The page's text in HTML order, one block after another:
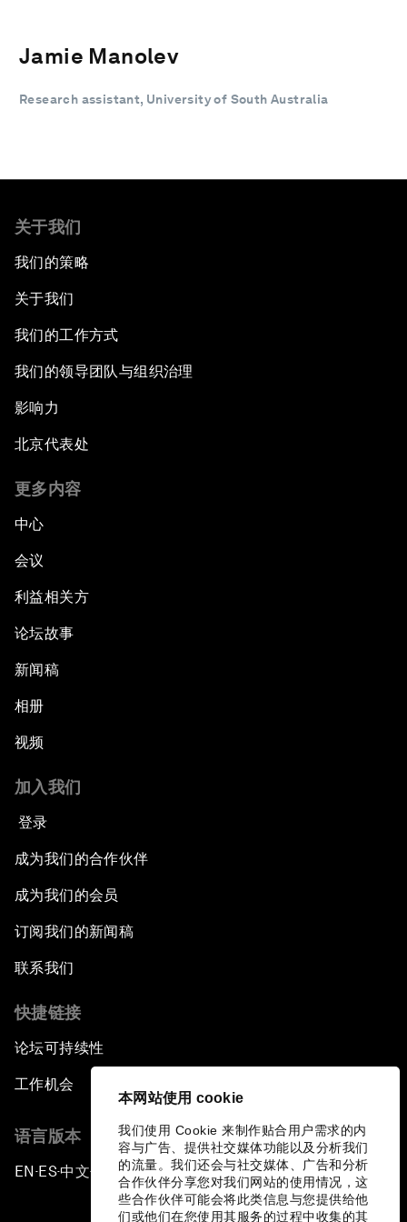
本网站使用 cookie
我们使用 Cookie 来制作贴合用户需求的内
容与广告、提供社交媒体功能以及分析我们
的流量。我们还会与社交媒体、广告和分析
合作伙伴分享您对我们网站的使用情况，这
些合作伙伴可能会将此类信息与您提供给他
们或他们在您使用其服务的过程中收集的其
Jamie Manolev
Research assistant, University of South Australia
关于我们
我们的策略
关于我们
我们的工作方式
我们的领导团队与组织治理
影响力
北京代表处
更多内容
中心
会议
利益相关方
论坛故事
新闻稿
相册
视频
加入我们
登录
成为我们的合作伙伴
成为我们的会员
订阅我们的新闻稿
联系我们
快捷链接
论坛可持续性
工作机会
语言版本
EN ▪ES▪中文▪ 日本語